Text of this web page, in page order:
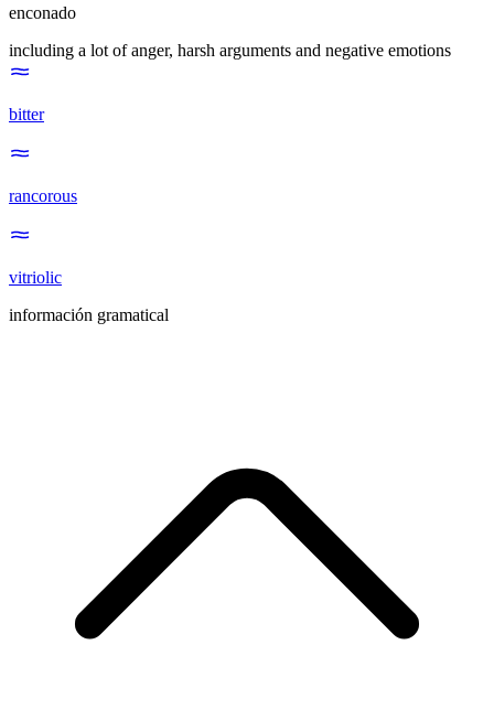
enconado
including a lot of anger, harsh arguments and negative emotions
bitter
rancorous
vitriolic
información gramatical